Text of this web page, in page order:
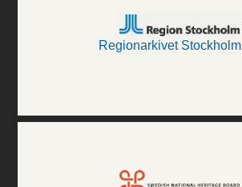
Regionarkivet Stockholm